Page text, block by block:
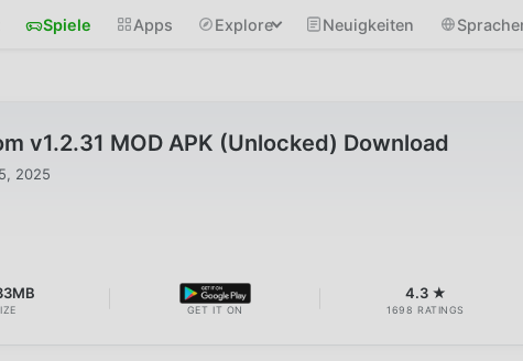
Spiele Apps Explore Neuigkeiten
v1.2.31 MOD APK (Unlocked) Download
2025
GET IT ON
4.3 ★
1698 RATINGS